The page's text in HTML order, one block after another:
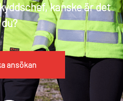
kanske är det
du?
ansökan